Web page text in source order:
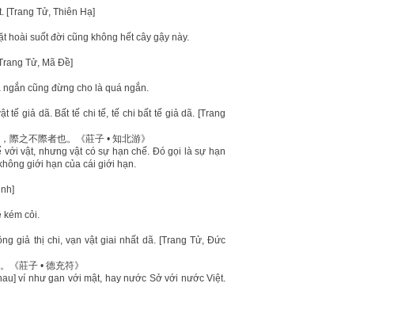
[Trang Tử, Thiên Hạ]
hoài suốt đời cũng không hết cây gậy này.
Tử, Mã Đề]
ngắn cũng đừng cho là quá ngắn.
tế giả dã. Bất tế chi tế, tế chi bất tế giả dã. [Trang
之不際者也。《莊子 • 知北游》
với vật, nhưng vật có sự hạn chế. Đó gọi là sự hạn
giới hạn của cái giới hạn.
kém cỏi.
giả thị chi, vạn vật giai nhất dã. [Trang Tử, Đức
《莊子 • 德充符》
ví như gan với mật, hay nước Sở với nước Việt.